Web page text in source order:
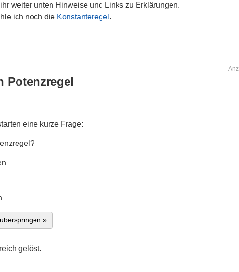
weiter unten Hinweise und Links zu Erklärungen.
ich noch die Konstanteregel .
Potenzregel
eine kurze Frage:
»
gelöst.